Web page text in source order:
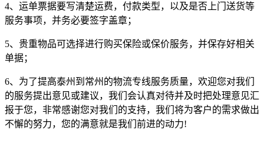
4、运单票据要写清楚运费，付款类型，以及是否上门送货等
服务事项，并务必要签字盖章；
5、贵重物品可选择进行购买保险或保价服务，并保存好相关
单据；
6、为了提高泰州到常州的物流专线服务质量，欢迎您对我们
的服务提出意见或建议，我们会认真对待并及时把处理意见汇
报于您，非常感谢您对我们的支持，我们将为客户的需求做出
不懈的努力，您的满意就是我们前进的动力!